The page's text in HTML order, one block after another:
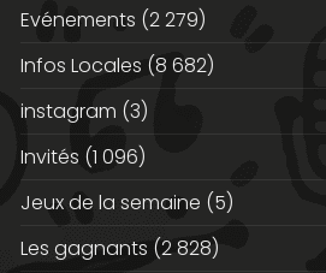
Evénements (2 279)
Infos Locales (8 682)
instagram (3)
Invités (1 096)
Jeux de la semaine (5)
Les gagnants (2 828)